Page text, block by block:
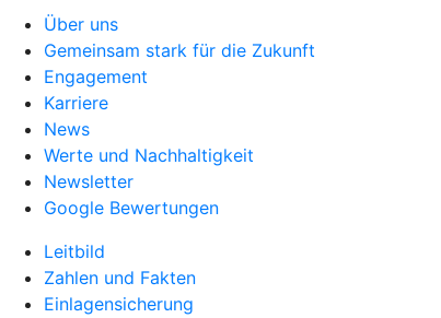
Über uns
Gemeinsam stark für die Zukunft
Engagement
Karriere
News
Werte und Nachhaltigkeit
Newsletter
Google Bewertungen
Leitbild
Zahlen und Fakten
Einlagensicherung